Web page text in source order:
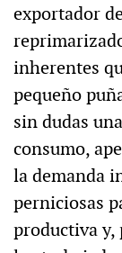
exportador
inherentes
pequeño
sin dudas
consumo,
la demanda
perniciosas
productiva y,